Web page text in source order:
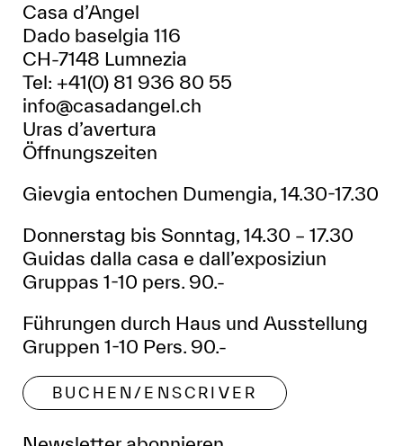
Casa d’Angel
Dado baselgia 116
CH-7148 Lumnezia
Tel: +41(0) 81 936 80 55
info@casadangel.ch
Uras d’avertura
Öffnungszeiten
Gievgia entochen Dumengia, 14.30-17.30
Donnerstag bis Sonntag, 14.30 – 17.30
Guidas dalla casa e dall’exposiziun
Gruppas 1-10 pers. 90.-
Führungen durch Haus und Ausstellung
Gruppen 1-10 Pers. 90.-
BUCHEN/ENSCRIVER